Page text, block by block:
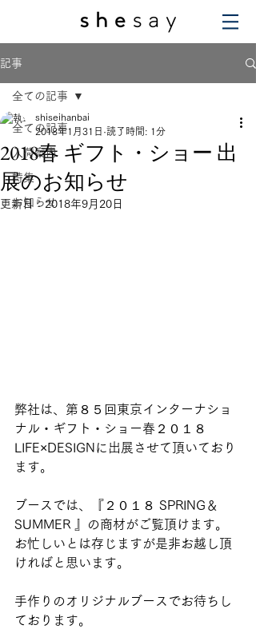
記事
全ての記事
入荷案内
特集
お知らせ
全ての記事
2018春 ギフト・ショー 出
展のお知らせ
shiseihanbai
2018年1月31日 読了時間: 1分
更新日：2018年9月20日
弊社は、第８５回東京インターナショ
ナル・ギフト・ショー春２０１８
LIFE×DESIGNに出展させて頂いており
ます。
ブースでは、『２０１８ SPRING＆
SUMMER 』の商材がご覧頂けます。
お忙しいとは存じますが是非お越し頂
ければと思います。
手作りのオリジナルブースでお待ちし
ております。